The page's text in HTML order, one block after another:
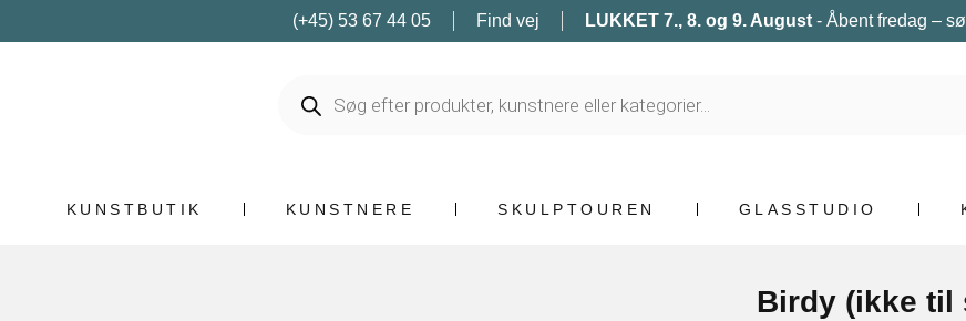
(+45) 53 67 44 05 Find vej LUKKET 7., 8. og 9. August- Åbent fredag –
KUNSTBUTIK KUNSTNERE SKULPTOUREN GLASSTUDIO
Birdy (ikke til